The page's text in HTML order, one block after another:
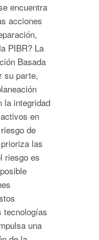
encuentra
acciones
PIBR? La
Basada
su parte,
la integridad
en
de
las
riesgo es
tecnologías
una